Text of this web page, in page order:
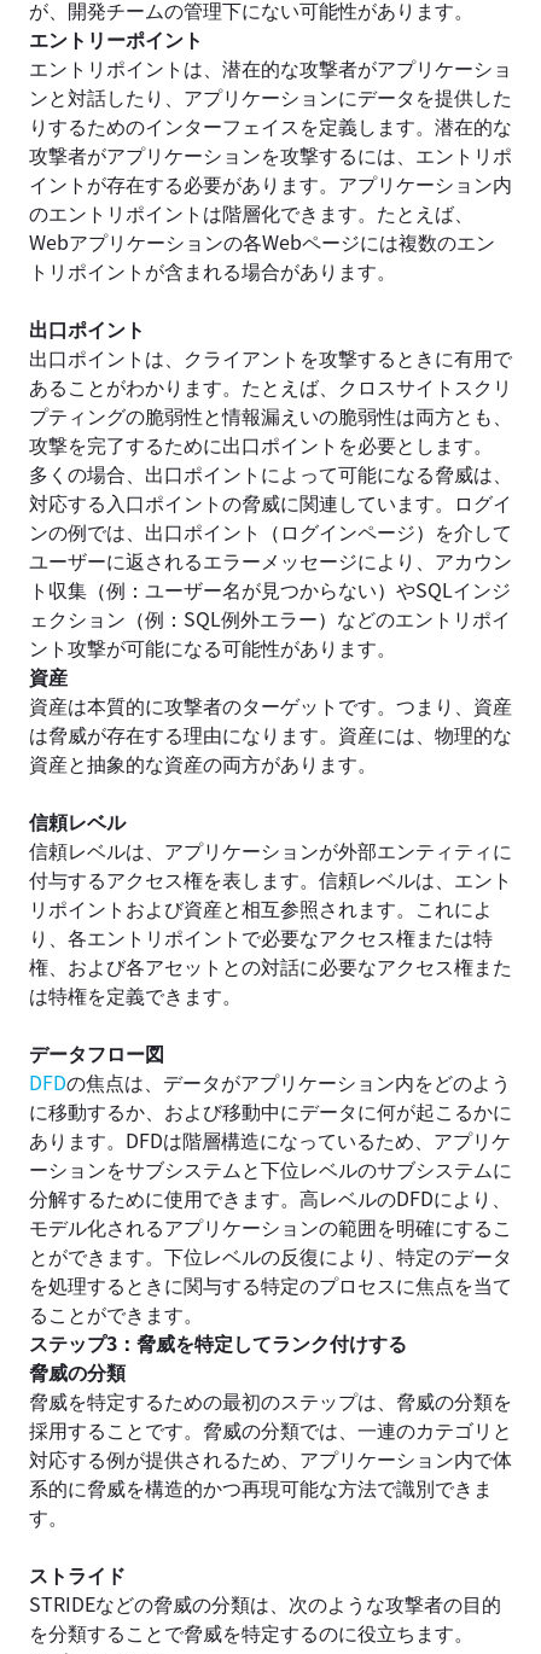
が、開発チームの管理下にない可能性があります。
エントリーポイント
エントリポイントは、潜在的な攻撃者がアプリケーショ
ンと対話したり、アプリケーションにデータを提供した
りするためのインターフェイスを定義します。潜在的な
攻撃者がアプリケーションを攻撃するには、エントリポ
イントが存在する必要があります。アプリケーション内
のエントリポイントは階層化できます。たとえば、
Webアプリケーションの各Webページには複数のエン
トリポイントが含まれる場合があります。
出口ポイント
出口ポイントは、クライアントを攻撃するときに有用で
あることがわかります。たとえば、クロスサイトスクリ
プティングの脆弱性と情報漏えいの脆弱性は両方とも、
攻撃を完了するために出口ポイントを必要とします。
多くの場合、出口ポイントによって可能になる脅威は、
対応する入口ポイントの脅威に関連しています。ログイ
ンの例では、出口ポイント （ ログインページ） を介して
ユーザーに返されるエラーメッセージにより、アカウン
ト収集 （例 ： ユーザー名が見つからない） やSQLインジ
ェクション （例 ： SQL例外エラー） などのエントリポイ
ント攻撃が可能になる可能性があります。
資産
資産は本質的に攻撃者のターゲットです。つまり、資産
は脅威が存在する理由になります。資産には、物理​​的な
資産と抽象的な資産の両方があります。
信頼レベル
信頼レベルは、アプリケーションが外部エンティティに
付与するアクセス権を表します。信頼レベルは、エント
リポイントおよび資産と相互参照されます。これによ
り、各エントリポイントで必要なアクセス権または特
権、および各アセットとの対話に必要なアクセス権また
は特権を定義できます。
データフロー図
DFDの焦点は、データがアプリケーション内をどのよう
に移動するか、および移動中にデータに何が起こるかに
あります。DFDは階層構造になっているため、アプリケ
ーションをサブシステムと下位レベルのサブシステムに
分解するために使用できます。高レベルのDFDにより、
モデル化されるアプリケーションの範囲を明確にするこ
とができます。下位レベルの反復により、特定のデータ
を処理するときに関与する特定のプロセスに焦点を当て
ることができます。
ステップ3 ： 脅威を特定してランク付けする
脅威の分類
脅威を特定するための最初のステップは、脅威の分類を
採用することです。脅威の分類では、一連のカテゴリと
対応する例が提供されるため、アプリケーション内で体
系的に脅威を構造的かつ再現可能な方法で識別できま
す。
ストライド
STRIDEなどの脅威の分類は、次のような攻撃者の目的
を分類することで脅威を特定するのに役立ちます。